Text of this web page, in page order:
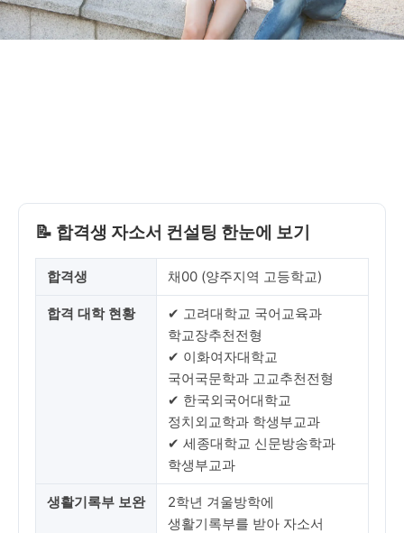
📝 합격생 자소서 컨설팅 한눈에 보기
합격생 채00 (양주지역 고등학교)
합격 대학 현황
✔ 고려대학교 국어교육과
학교장추천전형
✔ 이화여자대학교
국어국문학과 고교추천전형
✔ 한국외국어대학교
정치외교학과 학생부교과
✔ 세종대학교 신문방송학과
학생부교과
생활기록부 보완
2학년 겨울방학에
생활기록부를 받아 자소서